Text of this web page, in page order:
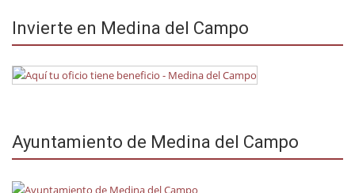
Invierte en Medina del Campo
Ayuntamiento de Medina del Campo